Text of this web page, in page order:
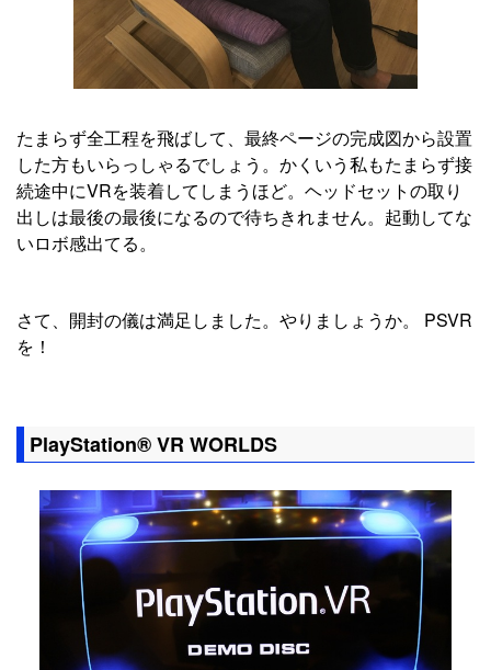
たまらず全工程を飛ばして、最終ページの完成図から設置
した方もいらっしゃるでしょう。かくいう私もたまらず接
続途中にVRを装着してしまうほど。ヘッドセットの取り
出しは最後の最後になるので待ちきれません。起動してな
いロボ感出てる。
さて、開封の儀は満足しました。やりましょうか。 PSVR
を！
PlayStation® VR WORLDS